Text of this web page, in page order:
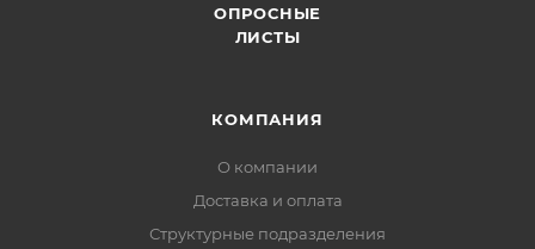
ОПРОСНЫЕ
ЛИСТЫ
КОМПАНИЯ
О компании
Доставка и оплата
Структурные подразделения